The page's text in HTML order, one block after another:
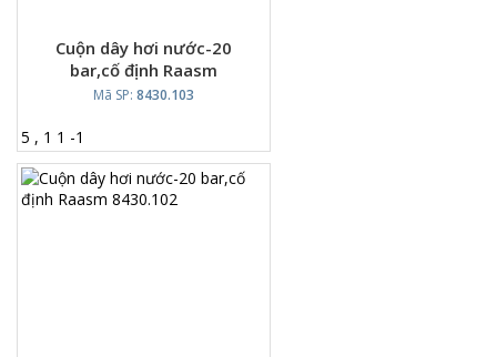
Cuộn dây hơi nước-20
bar,cố định Raasm
8430.103
Mã SP: 8430.103
5 , 1 1 -1